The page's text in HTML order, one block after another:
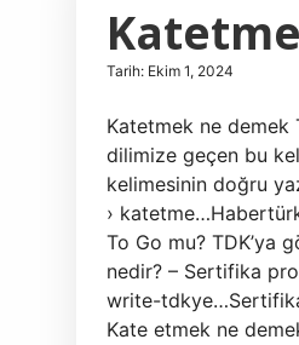
Tarih: Ekim 1, 2024
Katetmek ne demek
dilimize geçen bu
kelimesinin doğru
›
To Go mu? TDK’ya
nedir? – Sertifika
write-
Kate etmek ne